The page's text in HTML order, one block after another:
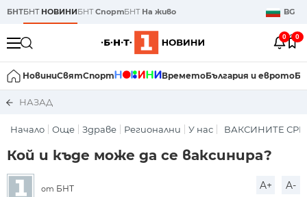
БНТБНТ НОВИНИБНТСпортБНТ На живо BG
0 0
НовиниСвятСпорт ВреметоБългария и еврото
НАЗАД
Начало Още Здраве Регионални У нас ВАКСИНИТE
Кой и къде може да се ваксинира?
от БНТ A+ A-